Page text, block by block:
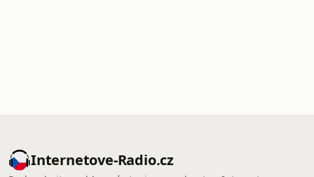
Internetove-Radio.cz